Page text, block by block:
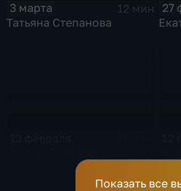
3 марта
12 мин
Татьяна Степанова
27
Показать все